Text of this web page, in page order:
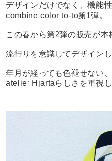
デザインだけでなく、機能
combine color to-to第1弾。
この春から第2弾の販売が本
流行りを意識してデザインし
年月が経っても色褪せない、
atelier Hjartaらしさを重視し